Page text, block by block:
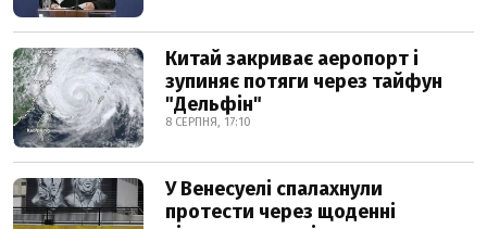
Китай закриває аеропорт і
зупиняє потяги через тайфун
"Дельфін"
8 СЕРПНЯ, 17:10
У Венесуелі спалахнули
протести через щоденні